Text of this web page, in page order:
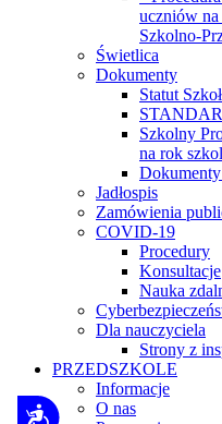
Dostępność
uczniów
Szkolno-
Świetlica
Dokumenty
Statut
Szkolny
na rok
Dokumenty
Jadłospis
Zamówienia
COVID-19
Procedury
Konsultacje
Nauka
Dla nauczyciela
Strony z
PRZEDSZKOLE
Informacje
O nas